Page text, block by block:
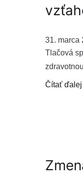
31. marca
Tlačová
Čítať ďalej